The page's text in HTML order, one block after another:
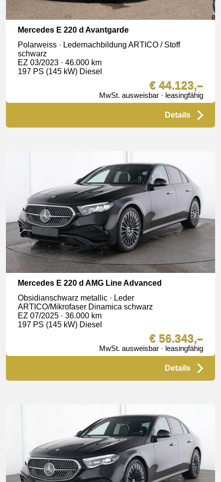
Mercedes E 220 d Avantgarde
Polarweiss · Ledernachbildung ARTICO / Stoff
schwarz
EZ 03/2023 · 46.000 km
197 PS (145 kW) Diesel
€ 44.123,–
MwSt. ausweisbar · leasingfähig
Details
Mercedes E 220 d AMG Line Advanced
Obsidianschwarz metallic · Leder
ARTICO/Mikrofaser Dinamica schwarz
EZ 07/2025 · 36.000 km
197 PS (145 kW) Diesel
€ 56.343,–
MwSt. ausweisbar · leasingfähig
Details